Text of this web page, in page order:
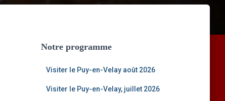
Notre programme
Visiter le Puy-en-Velay août 2026
Visiter le Puy-en-Velay, juillet 2026